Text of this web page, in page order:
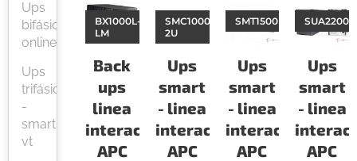
Ups
bifásicas
online
Ups
trifásicas
-
smart
vt
Back
ups
linea
interactiva
APC
BX1000L-
LM
Ups
smart
- linea
interactiva
APC
SMC1000-
2U
Ups
smart
- linea
interactiva
APC
SMT1500RM2U
Ups
smart
- linea
APC
SUA2200